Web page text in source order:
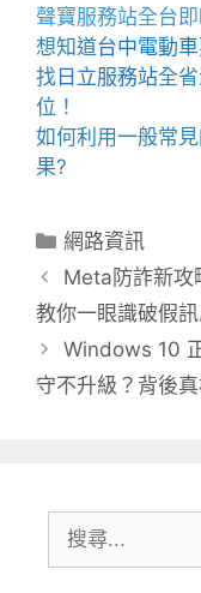
聲寶服務站全台
想知道台中電動車
找 日立服務站全
位！
如何利用一般常見
果?
分
類
網路資訊
Meta防詐新攻
教你一眼識破假
Windows 10
守不升級？背後
尋: